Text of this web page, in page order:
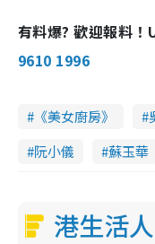
有料爆? 歡迎報料
9610 1996
《美女廚房》
阮小儀
蘇玉華
港生活